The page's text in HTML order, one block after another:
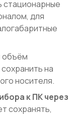
стационарные
для
объём
на
носителя.
к ПК через
сохранять,